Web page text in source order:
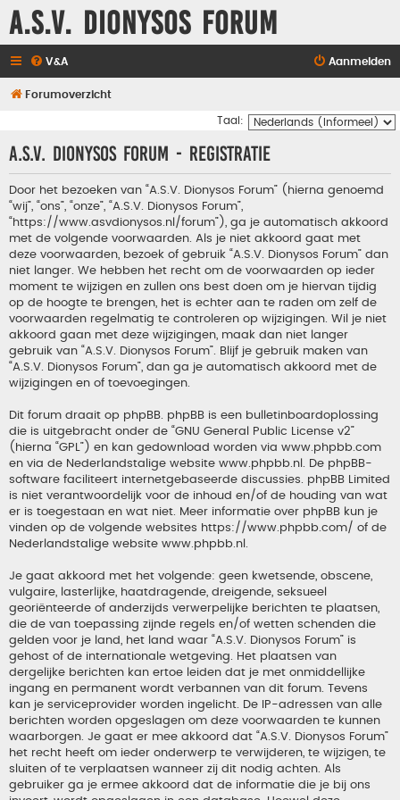
A.S.V. Dionysos Forum
V&A Aanmelden
Forumoverzicht
Taal:
A.S.V. Dionysos Forum - Registratie
Door het bezoeken van “A.S.V. Dionysos Forum” (hierna genoemd
“wij”, “ons”, “onze”, “A.S.V. Dionysos Forum”,
“https://www.asvdionysos.nl/forum”), ga je automatisch akkoord
met de volgende voorwaarden. Als je niet akkoord gaat met
deze voorwaarden, bezoek of gebruik “A.S.V. Dionysos Forum” dan
niet langer. We hebben het recht om de voorwaarden op ieder
moment te wijzigen en zullen ons best doen om je hiervan tijdig
op de hoogte te brengen, het is echter aan te raden om zelf de
voorwaarden regelmatig te controleren op wijzigingen. Wil je niet
akkoord gaan met deze wijzigingen, maak dan niet langer
gebruik van “A.S.V. Dionysos Forum”. Blijf je gebruik maken van
“A.S.V. Dionysos Forum”, dan ga je automatisch akkoord met de
wijzigingen en of toevoegingen.
Dit forum draait op phpBB. phpBB is een bulletinboardoplossing
die is uitgebracht onder de “GNU General Public License v2”
(hierna “GPL”) en kan gedownload worden via www.phpbb.com
en via de Nederlandstalige website www.phpbb.nl . De phpBB-
software faciliteert internetgebaseerde discussies. phpBB Limited
is niet verantwoordelijk voor de inhoud en/of de houding van wat
er is toegestaan en wat niet. Meer informatie over phpBB kun je
vinden op de volgende websites https://www.phpbb.com/ of de
Nederlandstalige website www.phpbb.nl
Je gaat akkoord met het volgende: geen kwetsende, obscene,
vulgaire, lasterlijke, haatdragende, dreigende, seksueel
georiënteerde of anderzijds verwerpelijke berichten te plaatsen,
die de van toepassing zijnde regels en/of wetten schenden die
gelden voor je land, het land waar “A.S.V. Dionysos Forum” is
gehost of de internationale wetgeving. Het plaatsen van
dergelijke berichten kan ertoe leiden dat je met onmiddellijke
ingang en permanent wordt verbannen van dit forum. Tevens
kan je serviceprovider worden ingelicht. De IP-adressen van alle
berichten worden opgeslagen om deze voorwaarden te kunnen
waarborgen. Je gaat er mee akkoord dat “A.S.V. Dionysos Forum”
het recht heeft om ieder onderwerp te verwijderen, te wijzigen, te
sluiten of te verplaatsen wanneer zij dit nodig achten. Als
gebruiker ga je ermee akkoord dat de informatie die je bij ons